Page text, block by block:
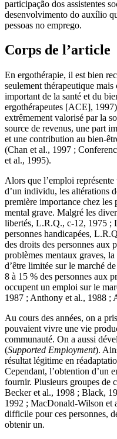
participação dos assistentes
desenvolvimento do auxílio
pessoas no emprego.
Corps de l’article
En ergothérapie, il est bien
seulement thérapeutique
important de la santé et du
ergothérapeutes [ACE],
extrêmement valorisé par la
source de revenus, une part
et une contribution au bien-
(Chan et al., 1997 ;
et al., 1995).
Alors que l’emploi
d’un individu, les altérations
première importance chez les
mental grave. Malgré les
libertés, L.R.Q., c-12, 1975 ;
personnes handicapées,
des droits des personnes aux
problèmes mentaux graves,
d’être limitée sur le marché
8 à 15 % des personnes aux
occupent un emploi sur le
1987 ; Anthony et al., 1988 ;
Au cours des années, on a
pouvaient vivre une vie
communauté. On a aussi
(Supported Employment).
résultat légitime en
Cependant, l’obtention d’un
fournir. Plusieurs groupes de
Becker et al., 1998 ; Black,
1992 ; MacDonald-Wilson et
difficile pour ces personnes,
obtenir un.